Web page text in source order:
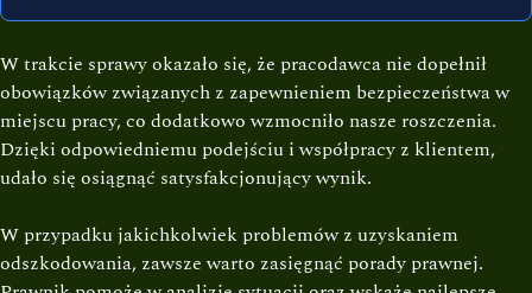
W trakcie sprawy okazało się, że pracodawca nie dopełnił
obowiązków związanych z zapewnieniem bezpieczeństwa w
miejscu pracy, co dodatkowo wzmocniło nasze roszczenia.
Dzięki odpowiedniemu podejściu i współpracy z klientem,
udało się osiągnąć satysfakcjonujący wynik.
W przypadku jakichkolwiek problemów z uzyskaniem
odszkodowania, zawsze warto zasięgnąć porady prawnej.